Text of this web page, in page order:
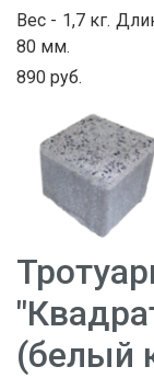
Вес - 1,7 кг.
80 мм.
890 руб.
(белый